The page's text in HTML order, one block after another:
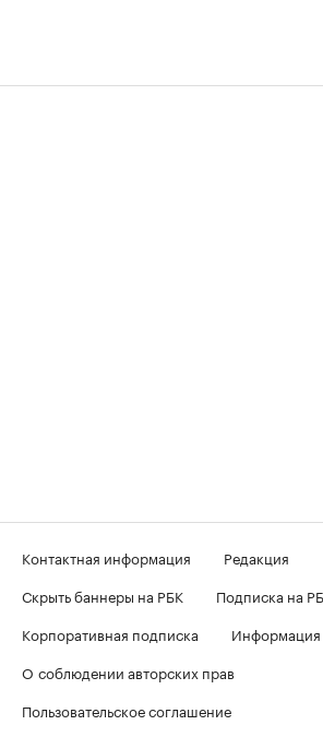
Контактная информация
Редакция
Скрыть баннеры на РБК
Подписка на
Корпоративная подписка
Информация
О соблюдении авторских прав
Пользовательское соглашение